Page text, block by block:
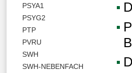
PSYA1
PSYG2
PTP
PVRU
SWH
SWH-NEBENFACH